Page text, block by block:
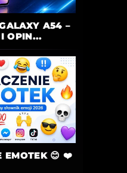
A54 –
OPIN...
EMOTEK 😊 ❤️